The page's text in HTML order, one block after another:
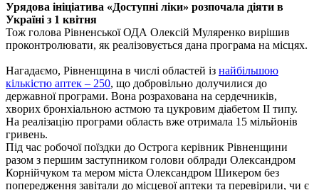
Урядова ініціатива «Доступні ліки» розпочала діяти в
Україні з 1 квітня
Тож голова Рівненської ОДА Олексій Муляренко вирішив
проконтролювати, як реалізовується дана програма на місцях.
Нагадаємо, Рівненщина в числі областей із найбільшою
кількістю аптек – 250, що добровільно долучилися до
державної програми. Вона розрахована на сердечників,
хворих бронхіальною астмою та цукровим діабетом II типу.
На реалізацію програми область вже отримала 15 мільйонів
гривень.
Під час робочої поїздки до Острога керівник Рівненщини
разом з першим заступником голови облради Олександром
Корнійчуком та мером міста Олександром Шикером без
попередження завітали до місцевої аптеки та перевірили, чи є